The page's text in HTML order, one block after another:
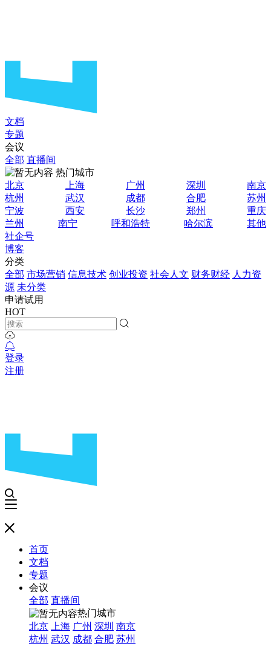
文档
专题
会议
全部 直播间
热门城市
北京
上海 广州 深圳
南京
杭州
武汉 成都 合肥
苏州
宁波
西安 长沙 郑州
重庆
兰州
南宁 呼和浩特 哈尔滨
其他
社企号
博客
分类
全部 市场营销 信息技术 创业投资 社会人文 财务财经 人力资
源 未分类
申请试用
HOT
登录
注册
首页
文档
专题
会议
全部 直播间
热门城市
北京
上海 广州 深圳 南京
杭州 武汉 成都 合肥 苏州